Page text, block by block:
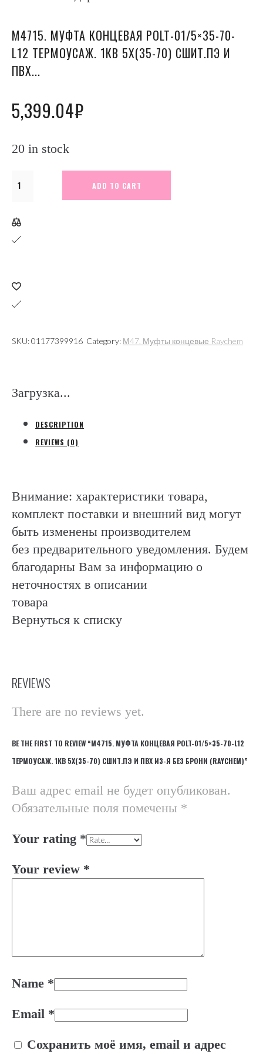
М4715. МУФТА КОНЦЕВАЯ POLT-01/5×35-70-
L12 ТЕРМОУСАЖ. 1КВ 5Х(35-70) СШИТ.ПЭ И
ПВХ...
5,399.04₽
20 in stock
М4715.
концевая
L12
термоусаж.
5х(35-
и
из-
(Raychem)
quantity
ADD TO CART
SKU:01177399916 Category: М47. Муфты концевые Raychem
Загрузка...
DESCRIPTION
REVIEWS (0)
Внимание: характеристики товара,
комплект поставки и внешний вид могут
быть изменены производителем
без предварительного уведомления. Будем
благодарны Вам за информацию о
неточностях в описании
товара
Вернуться к списку
REVIEWS
There are no reviews yet.
BE THE FIRST TO REVIEW “М4715. МУФТА КОНЦЕВАЯ POLT-01/5×35-70-L12
ТЕРМОУСАЖ. 1КВ 5Х(35-70) СШИТ.ПЭ И ПВХ ИЗ-Я БЕЗ БРОНИ (RAYCHEM)”
Ваш адрес email не будет опубликован.
Обязательные поля помечены *
Your rating *
Your review *
Name *
Email *
Сохранить моё имя, email и адрес